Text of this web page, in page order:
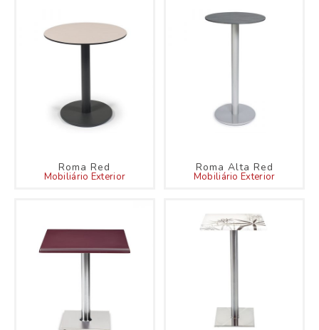
Roma Red
Mobiliário Exterior
Roma Alta Red
Mobiliário Exterior